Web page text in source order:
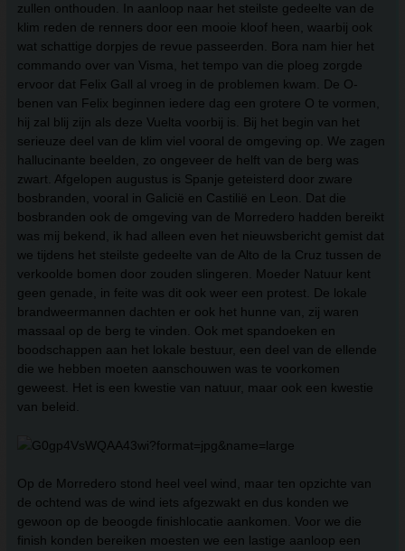
zullen onthouden. In aanloop naar het steilste gedeelte van de
klim reden de renners door een mooie kloof heen, waarbij ook
wat schattige dorpjes de revue passeerden. Bora nam hier het
commando over van Visma, het tempo van die ploeg zorgde
ervoor dat Felix Gall al vroeg in de problemen kwam. De O-
benen van Felix beginnen iedere dag een grotere O te vormen,
hij zal blij zijn als deze Vuelta voorbij is. Bij het begin van het
serieuze deel van de klim viel vooral de omgeving op. We zagen
hallucinante beelden, zo ongeveer de helft van de berg was
zwart. Afgelopen augustus is Spanje geteisterd door zware
bosbranden, vooral in Galicië en Castilië en Leon. Dat die
bosbranden ook de omgeving van de Morredero hadden bereikt
was mij bekend, ik had alleen even het nieuwsbericht gemist dat
we tijdens het steilste gedeelte van de Alto de la Cruz tussen de
verkoolde bomen door zouden slingeren. Moeder Natuur kent
geen genade, in feite was dit ook weer een protest. De lokale
brandweermannen dachten er ook het hunne van, zij waren
massaal op de berg te vinden. Ook met spandoeken en
boodschappen aan het lokale bestuur, een deel van de ellende
die we hebben moeten aanschouwen was te voorkomen
geweest. Het is een kwestie van natuur, maar ook een kwestie
van beleid.
Op de Morredero stond heel veel wind, maar ten opzichte van
de ochtend was de wind iets afgezwakt en dus konden we
gewoon op de beoogde finishlocatie aankomen. Voor we die
finish konden bereiken moesten we een lastige aanloop een